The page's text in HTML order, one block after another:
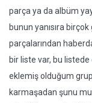
parça ya da albüm
bunun yanısıra
parçalarından
bir liste var, bu
eklemiş olduğum
karmaşadan şunu